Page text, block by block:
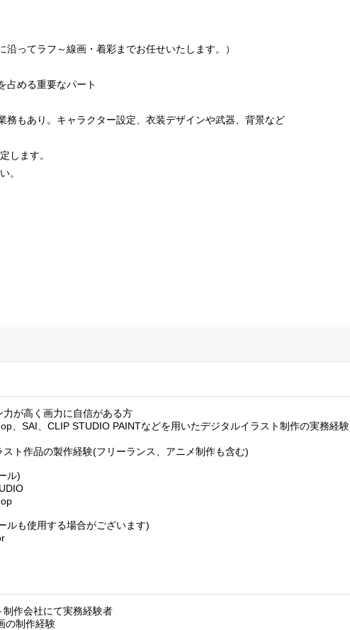
ってラフ～線画・着彩までお任せいたします。）
占める重要なパート
務もあり。キャラクター設定、衣装デザインや武器、背景など
します。
。
力が高く画力に自信がある方
、SAI、CLIP STUDIO PAINTなどを用いたデジタルイラスト制作の実務経験
スト作品の製作経験(フリーランス、アニメ制作も含む)
ル)
ルも使用する場合がございます)
制作会社にて実務経験者
の制作経験